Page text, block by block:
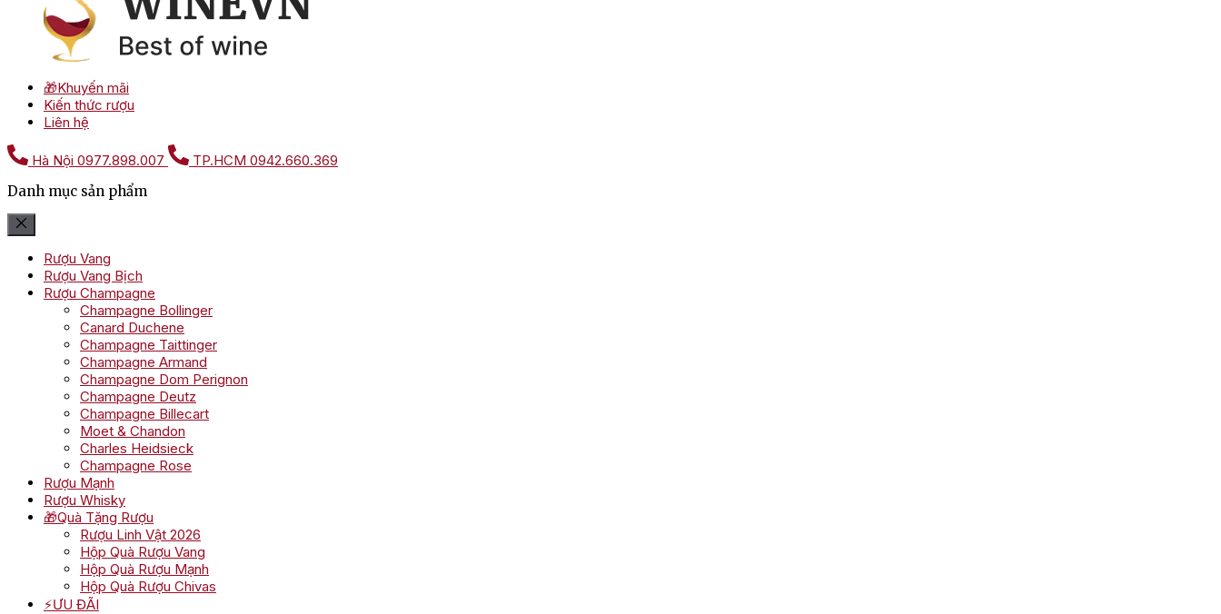
🎁Khuyến mãi
Kiến thức rượu
Liên hệ
Hà Nội 0977.898.007 TP.HCM 0942.660.369
Danh mục sản phẩm
Rượu Vang
Rượu Vang Bịch
Rượu Champagne
Champagne Bollinger
Canard Duchene
Champagne Taittinger
Champagne Armand
Champagne Dom Perignon
Champagne Deutz
Champagne Billecart
Moet & Chandon
Charles Heidsieck
Champagne Rose
Rượu Mạnh
Rượu Whisky
🎁Quà Tặng Rượu
Rượu Linh Vật 2026
Hộp Quà Rượu Vang
Hộp Quà Rượu Mạnh
Hộp Quà Rượu Chivas
⚡ƯU ĐÃI